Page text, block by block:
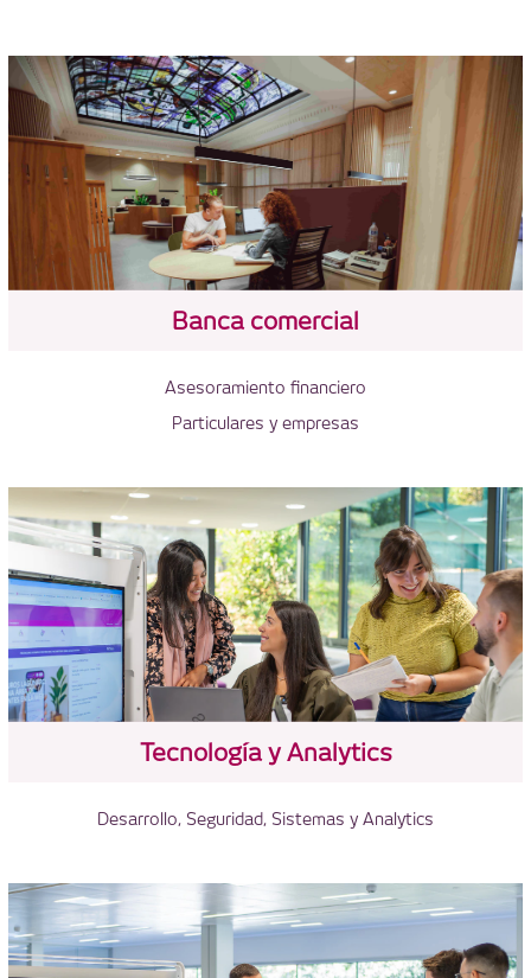
Banca comercial
Asesoramiento financiero
Particulares y empresas
Tecnología y Analytics
Desarrollo, Seguridad, Sistemas y Analytics